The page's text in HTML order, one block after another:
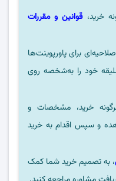
خرید،قوانین و مقررات
برای پاورپوینت‌ها
خود را به‌شخصه روی
خرید، مشخصات و
و سپس اقدام به خرید
، به تصمیم خرید شما کمک